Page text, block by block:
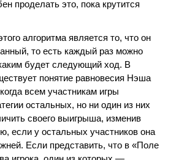
проделать это, пока крутится
алгоритма является то, что он
то есть каждый раз можно
будет следующий ход. В
понятие равновесия Нэша
всем участникам игры
остальных, но ни один из них
своего выигрыша, изменив
если у остальных участников она
Если представить, что в «Поле